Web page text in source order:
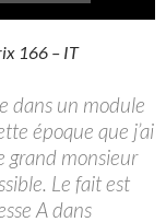
166 – IT
dans un module
époque que j’ai
grand monsieur
Le fait est
A dans